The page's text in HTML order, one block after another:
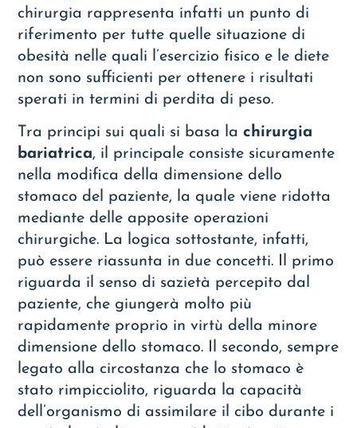
chirurgia rappresenta infatti un punto di
riferimento per tutte quelle situazione di
obesità nelle quali l’esercizio fisico e le diete
non sono sufficienti per ottenere i risultati
sperati in termini di perdita di peso.
Tra principi sui quali si basa lachirurgia
bariatrica, il principale consiste sicuramente
nella modifica della dimensione dello
stomaco del paziente, la quale viene ridotta
mediante delle apposite operazioni
chirurgiche. La logica sottostante, infatti,
può essere riassunta in due concetti. Il primo
riguarda il senso di sazietà percepito dal
paziente, che giungerà molto più
rapidamente proprio in virtù della minore
dimensione dello stomaco. Il secondo, sempre
legato alla circostanza che lo stomaco è
stato rimpicciolito, riguarda la capacità
dell’organismo di assimilare il cibo durante i